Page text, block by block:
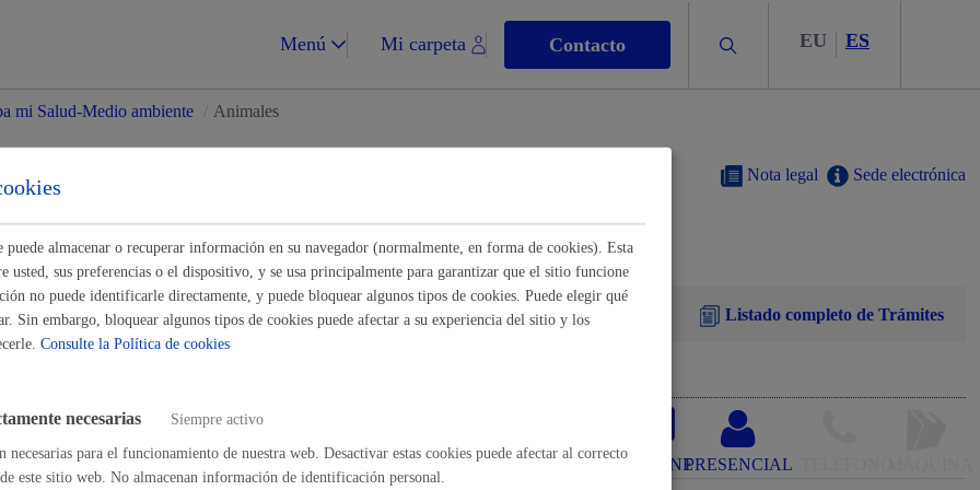
Menú Mi carpeta Contacto Buscar EU ES
Impuestos y multas
mi Salud-Medio ambiente Animales
para Asociaciones-
Sede electrónica
Nota legal
Buscar Listado completo de Trámites
aportar documentación a un expediente
ONLINEPRESENCIAL
almacenar o recuperar información en su navegador (normalmente, en forma de cookies). Esta
usted, sus preferencias o el dispositivo, y se usa principalmente para garantizar que el sitio funcione
no puede identificarle directamente, y puede bloquear algunos tipos de cookies. Puede elegir qué
Sin embargo, bloquear algunos tipos de cookies puede afectar a su experiencia del sitio y los
Consulte la Política de cookies
necesarias Siempre activo
necesarias para el funcionamiento de nuestra web. Desactivar estas cookies puede afectar al correcto
este sitio web. No almacenan información de identificación personal.